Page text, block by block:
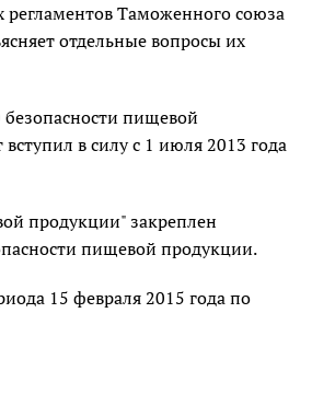
регламентов Таможенного союза
отдельные вопросы их
пищевой
в силу с 1 июля 2013 года
продукции" закреплен
пищевой продукции.
15 февраля 2015 года по